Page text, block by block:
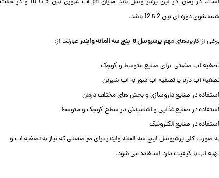
است. در زمان کار این پرشر وسل باید میزان ph آب عبوری بین 3 تا 10 و در حالت
شستشوی دوره ای بین 2 تا 12 باشد.
برخی از کاربردهای مهمپرشروسل 8 اینچ سه المانه وایندر عبارتند از:
تصفیه آب صنعتی برای صنایع متوسط و کوچک
تصفیه آب دریا یا تصفیه آب شور به آب شیرین
استفاده در صنایع داروسازی و بخش های مختلف درمان
استفاده در صنایع غذایی و آشامیدنی در سطح کوچک و متوسط
استفاده در صنایع الکترونیک
به صورت کلی پرشروسل اینچ سه المانه وایندر برای هر صنعتی که نیاز به تصفیه آب و
تهیه آب با کیفیت دارد استفاده می شود.